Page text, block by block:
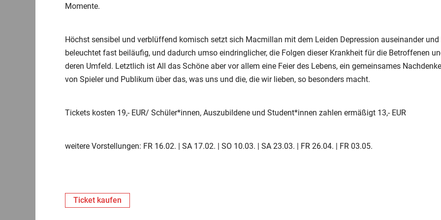
Momente.
Höchst sensibel und verblüffend komisch setzt sich Macmillan mit dem Leiden Depression auseinander und
beleuchtet fast beiläufig, und dadurch umso eindringlicher, die Folgen dieser Krankheit für die Betroffenen
deren Umfeld. Letztlich ist All das Schöne aber vor allem eine Feier des Lebens, ein gemeinsames
von Spieler und Publikum über das, was uns und die, die wir lieben, so besonders macht.
Tickets kosten 19,- EUR/ Schüler*innen, Auszubildene und Student*innen zahlen ermäßigt 13,- EUR
weitere Vorstellungen: FR 16.02. | SA 17.02. | SO 10.03. | SA 23.03. | FR 26.04. | FR 03.05.
Ticket kaufen